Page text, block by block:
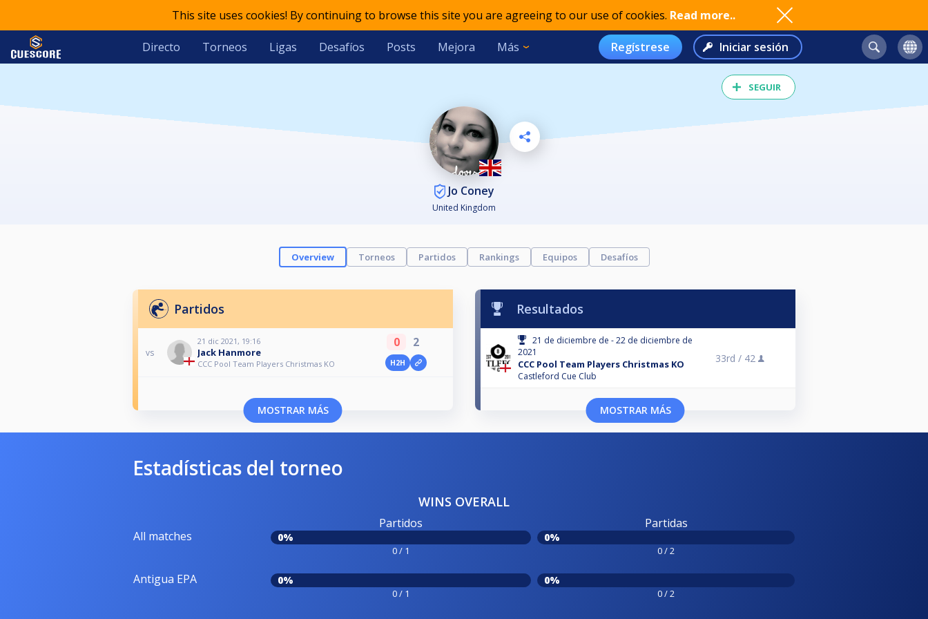
This site uses cookies! By continuing to browse this site you are agreeing to our use of cookies. Read more..
Directo Torneos Ligas Desafíos Posts Mejora Más Regístrese Iniciar sesión
SEGUIR
Jo Coney
United Kingdom
Overview Torneos Partidos Rankings Equipos Desafíos
Partidos
vs
21 dic 2021, 19:16
Jack Hanmore
CCC Pool Team Players Christmas KO
0 2
H2H
MOSTRAR MÁS
Resultados
21 de diciembre de - 22 de diciembre de
2021
CCC Pool Team Players Christmas KO
Castleford Cue Club
33rd / 42
MOSTRAR MÁS
Estadísticas del torneo
WINS OVERALL
All matches
Partidos
0%
0 / 1
Partidas
0%
0 / 2
Antigua EPA 0%
0 / 1
0%
0 / 2